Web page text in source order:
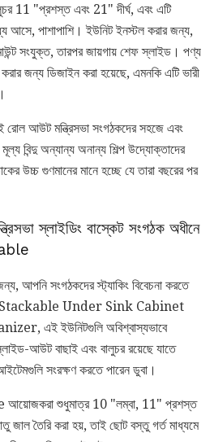
11 "প্রশস্ত এবং 21" দীর্ঘ, এবং এটি
আসে, পাশাপাশি। ইউনিট ইনস্টল করার জন্য,
সংযুক্ত, তারপর জায়গায় শেফ স্লাইড। পণ্য
জন্য ডিজাইন করা হয়েছে, এমনকি এটি ভারী
রোল আউট মন্ত্রিসভা সংগঠকদের সহজে এবং
বিন্দু অন্যান্য অনান্য শিল্প উদ্যোক্তাদের
উচ্চ গুণমানের মানে হচ্ছে যে তারা বছরের পর
স্লাইডিং বাস্কেট সংগঠক অধীনে
আপনি সংগঠকদের স্ট্যাকিং বিবেচনা করতে
Stackable Under Sink Cabinet
এই ইউনিটগুলি অবিশ্বাস্যভাবে
আউট বাছাই এবং বালুচর রয়েছে যাতে
সংরক্ষণ করতে পারেন ডুবা।
শুধুমাত্র 10 "লম্বা, 11" প্রশস্ত
জাল তৈরি করা হয়, তাই ছোট বস্তু গর্ত মাধ্যমে